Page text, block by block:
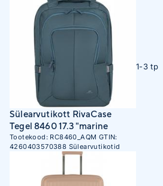
Sülearvutikott RivaCase
Tegel 8460 17.3 "marine
Tootekood: RC8460_AQM GTIN:
4260403570388 Sülearvutikotid
1-3 tp